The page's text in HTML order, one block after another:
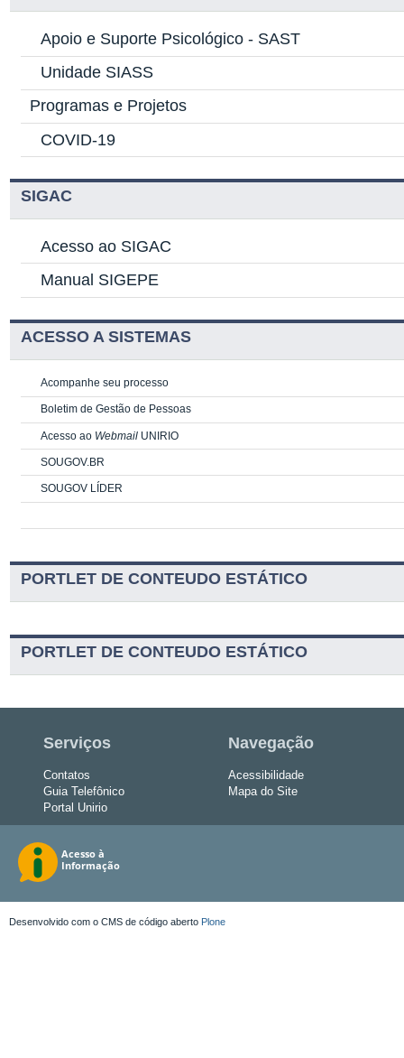
Apoio e Suporte Psicológico - SAST
Unidade SIASS
Programas e Projetos
COVID-19
SIGAC
Acesso ao SIGAC
Manual SIGEPE
ACESSO A SISTEMAS
Acompanhe seu processo
Boletim de Gestão de Pessoas
Acesso ao Webmail UNIRIO
SOUGOV.BR
SOUGOV LÍDER
PORTLET DE CONTEUDO ESTÁTICO
PORTLET DE CONTEUDO ESTÁTICO
Serviços
Contatos
Guia Telefônico
Portal Unirio
Navegação
Acessibilidade
Mapa do Site
Desenvolvido com o CMS de código aberto Plone